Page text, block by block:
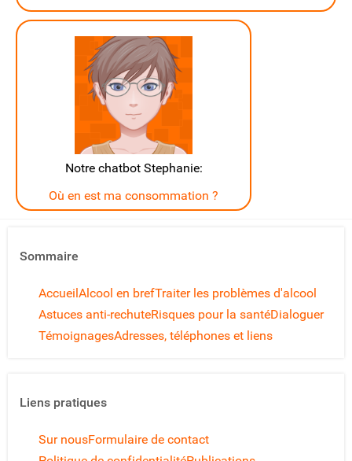
Notre chatbot Stephanie:
Où en est ma consommation ?
Sommaire
AccueilAlcool en brefTraiter les problèmes d'alcool
Astuces anti-rechuteRisques pour la santéDialoguer
TémoignagesAdresses, téléphones et liens
Liens pratiques
Sur nousFormulaire de contact